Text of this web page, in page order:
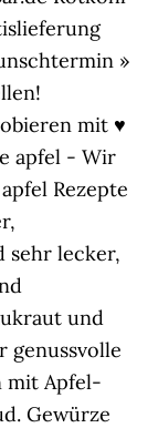
»
mit ♥
apfel - Wir
Rezepte
sehr lecker,
und
genussvolle
mit Apfel-
Gewürze